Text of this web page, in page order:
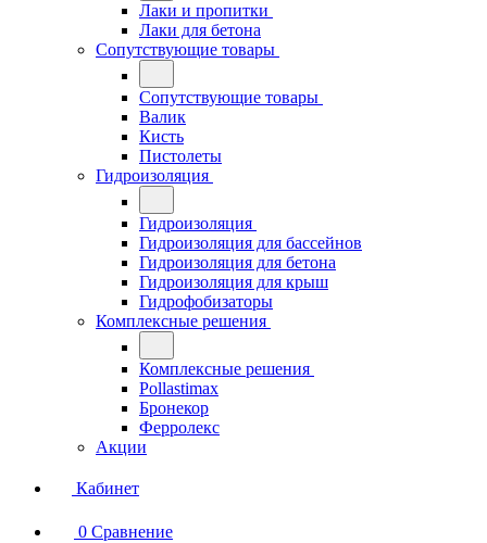
Лаки и пропитки
Лаки для бетона
Сопутствующие товары
Сопутствующие товары
Валик
Кисть
Пистолеты
Гидроизоляция
Гидроизоляция
Гидроизоляция для бассейнов
Гидроизоляция для бетона
Гидроизоляция для крыш
Гидрофобизаторы
Комплексные решения
Комплексные решения
Pollastimax
Бронекор
Ферролекс
Акции
Кабинет
0 Сравнение